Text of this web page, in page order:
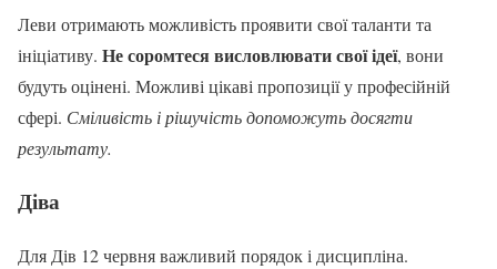
Леви отримають можливість проявити свої таланти та
ініціативу. Не соромтеся висловлювати свої ідеї, вони
будуть оцінені. Можливі цікаві пропозиції у професійній
сфері. Сміливість і рішучість допоможуть досягти
результату.
Діва
Для Дів 12 червня важливий порядок і дисципліна.